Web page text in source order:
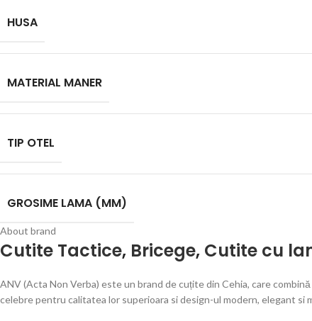
HUSA
MATERIAL MANER
TIP OTEL
GROSIME LAMA (MM)
About brand
Cutite Tactice, Bricege, Cutite cu
ANV (Acta Non Verba) este un brand de cuțite din Cehia, care
celebre pentru calitatea lor superioara si design-ul modern, elegant